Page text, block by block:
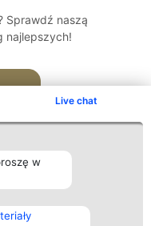
Live chat
w
Sprawdź naszą
najlepszych!
Kontakt
Kontakt